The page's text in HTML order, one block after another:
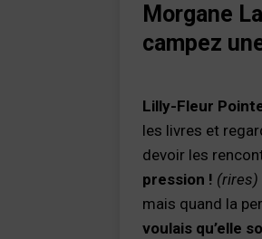
Morgane
campez
Lilly-Fleur
les livres et
devoir les
pression ! (rires)
mais quand la
voulais qu’elle